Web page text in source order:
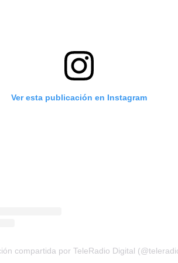
Ver esta publicación en Instagram
compartida por TeleRadio Digital